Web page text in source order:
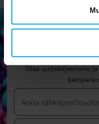
Tilaa uutiskirjeemme